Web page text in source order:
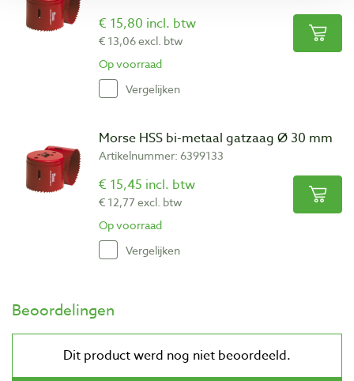
€ 15,80 incl. btw
€ 13,06 excl. btw
Op voorraad
Vergelijken
Morse HSS bi-metaal gatzaag Ø 30 mm
Artikelnummer: 6399133
€ 15,45 incl. btw
€ 12,77 excl. btw
Op voorraad
Vergelijken
Beoordelingen